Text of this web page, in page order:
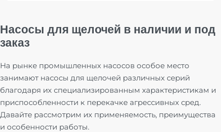
Насосы для щелочей в наличии и под
заказ
На рынке промышленных насосов особое место
занимают насосы для щелочей различных серий
благодаря их специализированным характеристикам и
приспособленности к перекачке агрессивных сред.
Давайте рассмотрим их применяемость, преимущества
и особенности работы.